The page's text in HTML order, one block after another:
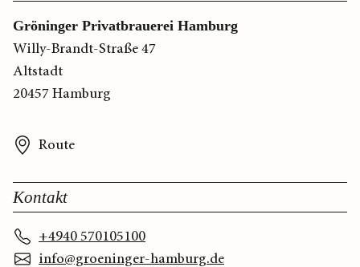
Gröninger Privatbrauerei Hamburg
Willy-Brandt-Straße 47
Altstadt
20457 Hamburg
Route
Kontakt
+4940 570105100
info@groeninger-hamburg.de